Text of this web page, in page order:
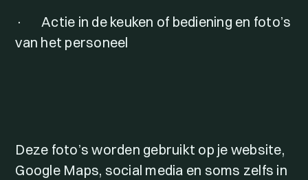
· Actie in de keuken of bediening en foto’s
van het personeel
Deze foto’s worden gebruikt op je website,
Google Maps, social media en soms zelfs in